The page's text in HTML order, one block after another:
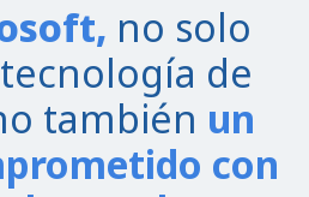
no solo
de
también un
con